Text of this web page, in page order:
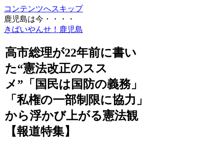
コンテンツへスキップ
鹿児島は今・・・・
きばいやんせ！鹿児島
高市総理が22年前に書い
た“憲法改正のスス
メ”「国民は国防の義務」
「私権の一部制限に協力」
から浮かび上がる憲法観
【報道特集】